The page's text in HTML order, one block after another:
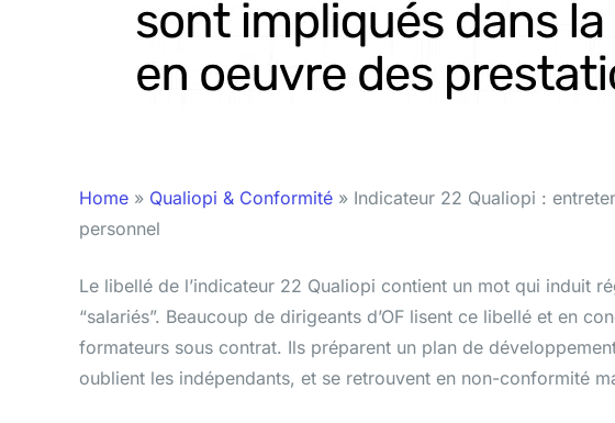
Home » Qualiopi & Conformité » Indicateur 22 Qualiopi :
personnel
Le libellé de l’indicateur 22 Qualiopi contient un mot qui induit
“salariés”. Beaucoup de dirigeants d’OF lisent ce libellé et en
formateurs sous contrat. Ils préparent un plan de
oublient les indépendants, et se retrouvent en non-conformité